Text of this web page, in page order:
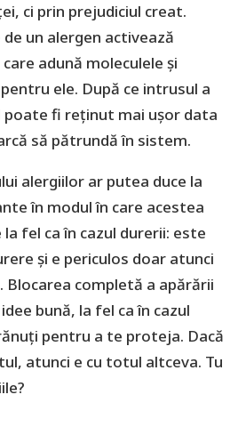
ci prin prejudiciul creat.
un alergen activează
adună moleculele și
ele. După ce intrusul a
fi reținut mai ușor data
să pătrundă în sistem.
alergiilor ar putea duce la
în modul în care acestea
fel ca în cazul durerii: este
și e periculos doar atunci
Blocarea completă a apărării
bună, la fel ca în cazul
pentru a te proteja. Dacă
atunci e cu totul altceva. Tu